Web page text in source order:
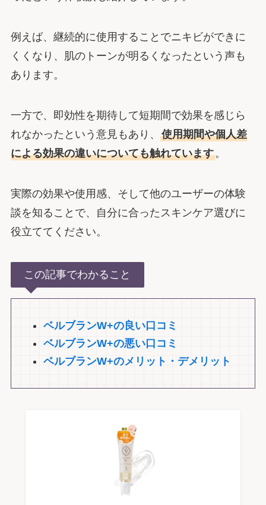
例えば、継続的に使用することでニキビができに
くくなり、肌のトーンが明るくなったという声も
あります。
一方で、即効性を期待して短期間で効果を感じら
れなかったという意見もあり、 使用期間や個人差
による効果の違いについても触れています。
実際の効果や使用感、そして他のユーザーの体験
談を知ることで、自分に合ったスキンケア選びに
役立ててください。
この記事でわかること
ベルブランW+の良い口コミ
ベルブランW+の悪い口コミ
ベルブランW+のメリット・デメリット